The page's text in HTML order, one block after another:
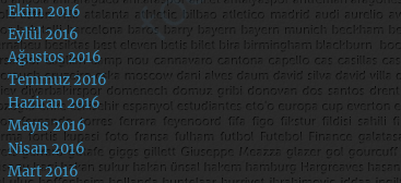
Ekim 2016
Eylül 2016
Ağustos 2016
Temmuz 2016
Haziran 2016
Mayıs 2016
Nisan 2016
Mart 2016